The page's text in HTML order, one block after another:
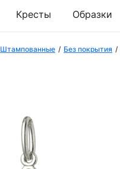
Кресты Образки
Штампованные Без покрытия